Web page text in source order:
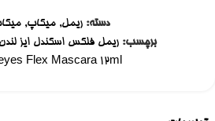
دسته: ریمل, میکاپ,
برچسب:
Flex Mascara 12ml